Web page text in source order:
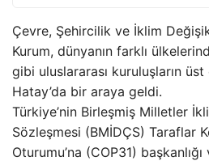
Çevre, Şehircilik ve İklim
Kurum, dünyanın farklı
gibi uluslararası kuruluşların
Hatay’da bir araya geldi.
Türkiye’nin Birleşmiş Milletler
Sözleşmesi (BMİDÇS) Taraflar
Oturumu’na (COP31)